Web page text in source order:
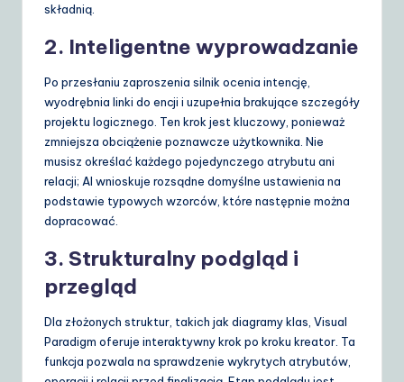
składnią.
2. Inteligentne wyprowadzanie
Po przesłaniu zaproszenia silnik ocenia intencję,
wyodrębnia linki do encji i uzupełnia brakujące szczegóły
projektu logicznego. Ten krok jest kluczowy, ponieważ
zmniejsza obciążenie poznawcze użytkownika. Nie
musisz określać każdego pojedynczego atrybutu ani
relacji; AI wnioskuje rozsądne domyślne ustawienia na
podstawie typowych wzorców, które następnie można
dopracować.
3. Strukturalny podgląd i
przegląd
Dla złożonych struktur, takich jak diagramy klas, Visual
Paradigm oferuje interaktywny krok po kroku kreator. Ta
funkcja pozwala na sprawdzenie wykrytych atrybutów,